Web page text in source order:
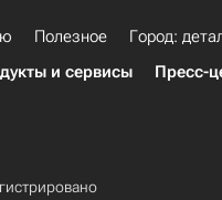
Полезное
Город:
и сервисы Пресс-